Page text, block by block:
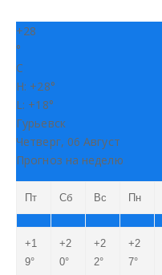
+28
°
C
H: +28°
L: +18°
Гурьевск
Четверг, 06 Август
Прогноз на неделю
Пт Сб Вс Пн
+1
9°
+2
0°
+2
2°
+2
7°